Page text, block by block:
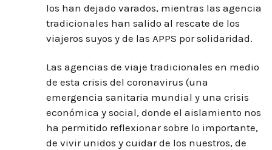
los han dejado varados, mientras las agencia
tradicionales han salido al rescate de los
viajeros suyos y de las APPS por solidaridad.
Las agencias de viaje tradicionales en medio
de esta crisis del coronavirus (una
emergencia sanitaria mundial y una crisis
económica y social, donde el aislamiento nos
ha permitido reflexionar sobre lo importante,
de vivir unidos y cuidar de los nuestros, de